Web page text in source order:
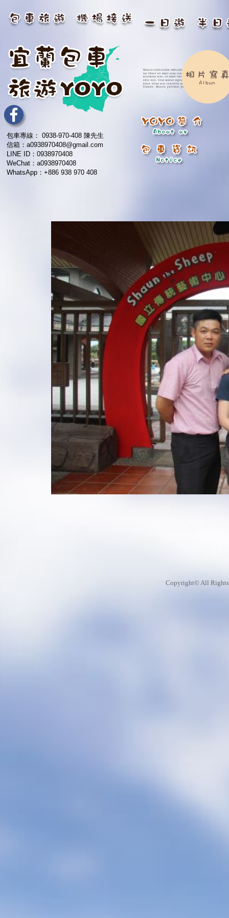
包車專線： 0938-970-408 陳先生
信箱：a0938970408@gmail.com
LINE ID：0938970408
WeChat：a0938970408
WhatsApp：+886 938 970 408
Copyright© All